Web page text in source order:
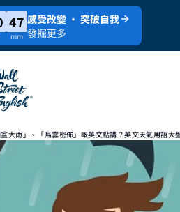
47
mm
感受改變 · 突破自我
發掘更多
盆大雨」、「烏雲密佈」嘅英文點講？英文天氣用語大